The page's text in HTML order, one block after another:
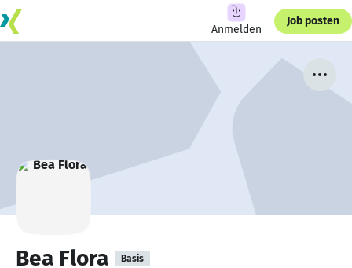
Anmelden
Job posten
Bea Flora Basis